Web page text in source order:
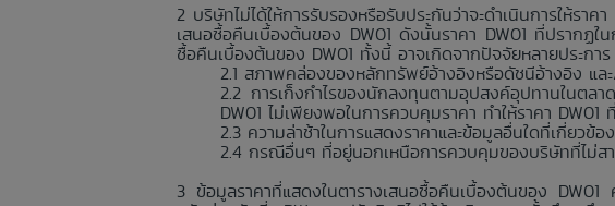
บริษัทไม่ได้ให้การรับรองหรือรับประกันว่าจะดำเนินการให้รา
เสนอซื้อคืนเบื้องต้นของ DW01 ดังนั้นราคา DW01 ที่ปรากฏใ
ซื้อคืนเบื้องต้นของ DW01 ทั้งนี้ อาจเกิดจากปัจจัยหลายประกา
สภาพคล่องของหลักทรัพย์อ้างอิงหรือดัชนีอ้างอิง แ
การเก็งกำไรของนักลงทุนตามอุปสงค์อุปทานในตล
DW01 ไม่เพียงพอในการควบคุมราคา ทำให้ราคา
ความล่าช้าในการแสดงราคาและข้อมูลอื่นใดที่เกี่ยวข้อ
กรณีอื่นๆ ที่อยู่นอกเหนือการควบคุมของบริษัทที่ไม่สา
ข้อมูลราคาที่แสดงในตารางเสนอซื้อคืนเบื้องต้นของ